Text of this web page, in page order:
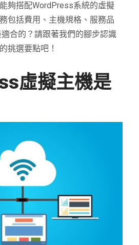
夠搭配WordPress系統的虛擬
包括費用、主機規格、服務品
合的？請跟著我們的腳步認識
挑選要點吧！
虛擬主機是